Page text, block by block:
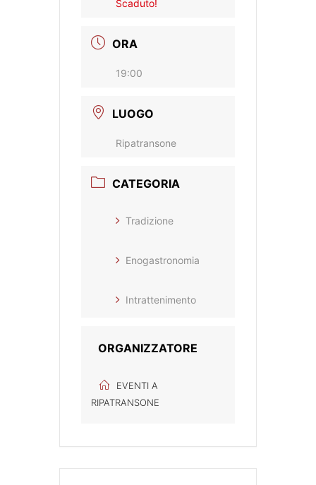
Scaduto!
ORA
19:00
LUOGO
Ripatransone
CATEGORIA
Tradizione
Enogastronomia
Intrattenimento
ORGANIZZATORE
EVENTI A
RIPATRANSONE